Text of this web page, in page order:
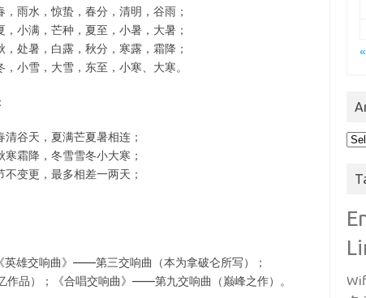
，雨水，惊蛰，春分，清明，谷雨；
，小满，芒种，夏至，小暑，大暑；
，处暑，白露，秋分，寒露，霜降；
，小雪，大雪，东至，小寒、大寒。
清谷天，夏满芒夏暑相连；
寒霜降，冬雪雪冬小大寒；
不变更，最多相差一两天；
雄交响曲》——第三交响曲（本为拿破仑所写）；
品）；《合唱交响曲》——第九交响曲（巅峰之作）。